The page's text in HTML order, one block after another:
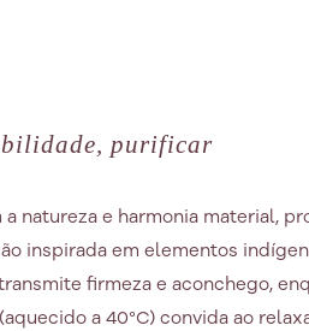
purificar
natureza e harmonia material,
inspirada em elementos
firmeza e aconchego,
(aquecido a 40°C) convida ao